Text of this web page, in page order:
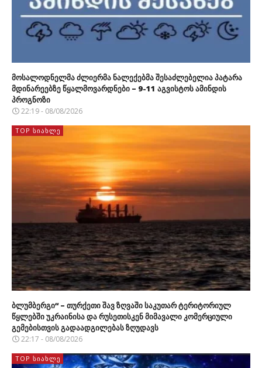
მოსალოდნელმა ძლიერმა ნალექებმა შესაძლებელია პატარა
მდინარეებზე წყალმოვარდნები – 9-11 აგვისტოს ამინდის
პროგნოზი
22:19 - 08/08/2026
TOP ᲡᲘᲐᲮᲚᲔ
ბლუმბერგი“ – თურქეთი შავ ზღვაში საკუთარ ტერიტორიულ
წყლებში უკრაინისა და რუსეთისკენ მიმავალი კომერციული
გემებისთვის გადაადგილებას ზღუდავს
22:17 - 08/08/2026
TOP ᲡᲘᲐᲮᲚᲔ